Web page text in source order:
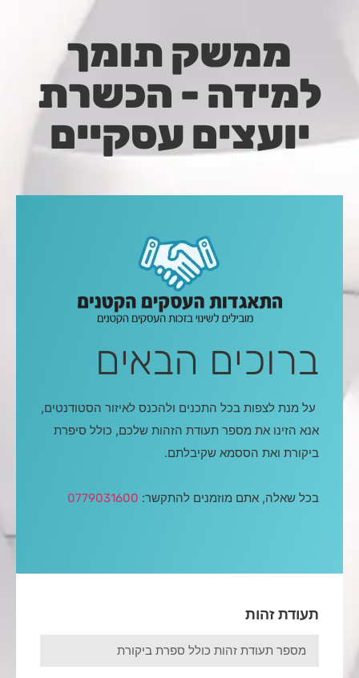
ממשק תומך
למידה - הכשרת
יועצים עסקיים
ברוכים הבאים
על מנת לצפות בכל התכנים ולהכנס לאיזור הסטודנטים,
אנא הזינו את מספר תעודת הזהות שלכם, כולל סיפרת
ביקורת ואת הססמא שקיבלתם.
בכל שאלה, אתם מוזמנים להתקשר: 0779031600
תעודת זהות